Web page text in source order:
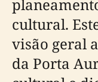
cultural.
visão geral
da Porta